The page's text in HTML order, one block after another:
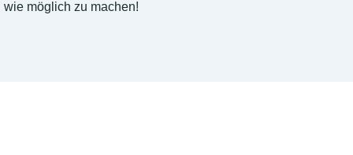
wie möglich zu machen!